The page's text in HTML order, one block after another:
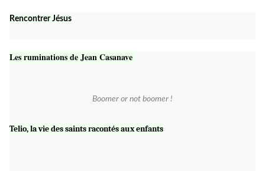
Rencontrer Jésus
Les ruminations de Jean Casanave
Boomer or not boomer !
Telio, la vie des saints racontés aux enfants